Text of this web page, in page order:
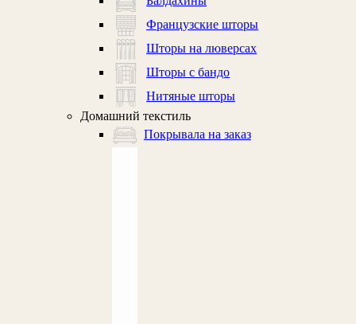
Французские шторы
Шторы на люверсах
Шторы с бандо
Нитяные шторы
Домашний текстиль
Покрывала на заказ